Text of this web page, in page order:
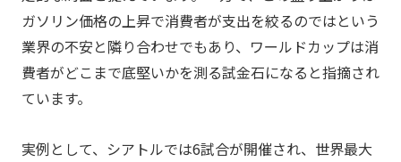
ガソリン価格の上昇で消費者が支出を絞るのではという
業界の不安と隣り合わせでもあり、ワールドカップは消
費者がどこまで底堅いかを測る試金石になると指摘され
ています。
実例として、シアトルでは6試合が開催され、世界最大